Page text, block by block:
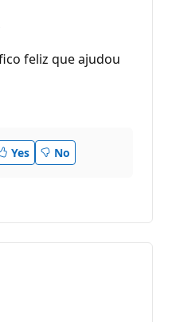
feliz que ajudou
Yes No